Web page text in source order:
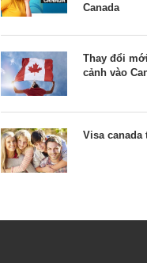
Canada
Thay đổi
cảnh vào
Visa canada